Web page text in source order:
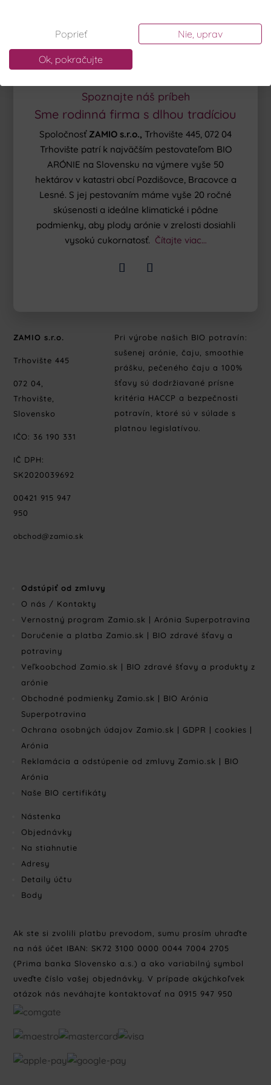
Spoznajte náš príbeh
Sme rodinná firma s dlhou tradíciou
Spoločnosť ZAMIO s.r.o., Trhovište 445, 072 04
Trhovište patrí k najväčším pestovateľom BIO
ARÓNIE na Slovensku na výmere vyše 50
hektárov v katastri obcí Pozdišovce, Bracovce a
Lesné. S jej pestovaním máme vyše 20 ročné
skúsenosti a ideálne klimatické i pôdne
podmienky, aby plody arónie v zrelosti dosiahli
vysokú cukornatosť. Čítajte viac…
ZAMIO s.r.o.
Trhovište 445
072 04,
Trhovište,
Slovensko
IČO: 36 190 331
IČ DPH:
SK2020039692
00421 915 947
950
obchod@zamio.sk
Pri výrobe našich BIO potravín:
sušenej arónie, čaju, smoothie
prášku, pečeného čaju a 100%
šťavy sú dodržiavané prísne
kritéria HACCP a bezpečnosti
potravín, ktoré sú v súlade s
platnou legislatívou.
Odstúpiť od zmluvy
O nás / Kontakty
Vernostný program Zamio.sk | Arónia Superpotravina
Doručenie a platba Zamio.sk | BIO zdravé šťavy a
potraviny
Veľkoobchod Zamio.sk | BIO zdravé šťavy a produkty z
arónie
Obchodné podmienky Zamio.sk | BIO Arónia
Superpotravina
Ochrana osobných údajov Zamio.sk | GDPR | cookies |
Arónia
Reklamácia a odstúpenie od zmluvy Zamio.sk | BIO
Arónia
Naše BIO certifikáty
Nástenka
Objednávky
Na stiahnutie
Adresy
Detaily účtu
Body
Ak ste si zvolili platbu prevodom, sumu prosím uhraďte
na náš účet IBAN: SK72 3100 0000 0044 7004 2705
(Prima banka Slovensko a.s.) a ako variabilný symbol
uveďte číslo vašej objednávky. V prípade akýchkoľvek
otázok nás neváhajte kontaktovať na 0915 947 950
Poprieť Nie, uprav
Ok, pokračujte